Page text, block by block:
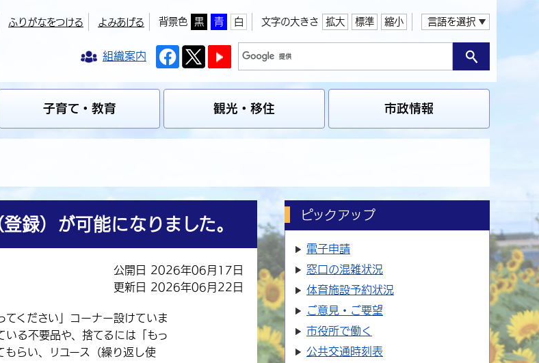
ふりがなをつける よみあげる 背景色 黒 青 白 文字の大きさ 拡大 標準 縮小 言語を選択
組織案内
子育て・教育 観光・移住 市政情報
録）が可能になりました。
公開日 2026年06月17日
更新日 2026年06月22日
ください」コーナー設けていま
いる不要品や、捨てるには「もっ
もらい、リユース（繰り返し使
ピックアップ
電子申請
窓口の混雑状況
体育施設予約状況
ご意見・ご要望
市役所で働く
公共交通時刻表